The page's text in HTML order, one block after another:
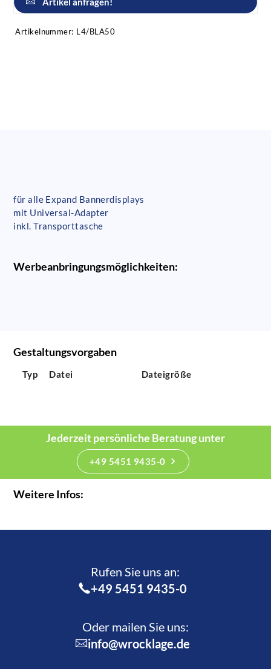
Artikelnummer: L4/BLA50
für alle Expand Bannerdisplays
mit Universal-Adapter
inkl. Transporttasche
Werbeanbringungsmöglichkeiten:
Gestaltungsvorgaben
Typ Datei Dateigröße
Jederzeit persönliche Beratung unter
+49 5451 9435-0
Weitere Infos:
Rufen Sie uns an:­
+49 5451 9435-0
Oder mailen Sie uns:
info@wrocklage.de